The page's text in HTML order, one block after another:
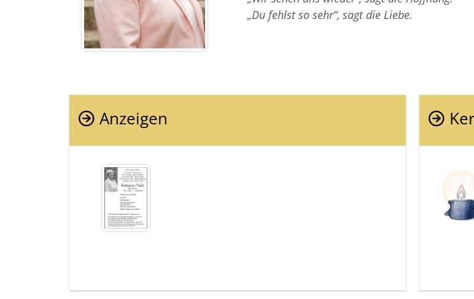
„Du fehlst so sehr“, sagt die Liebe.
Anzeigen